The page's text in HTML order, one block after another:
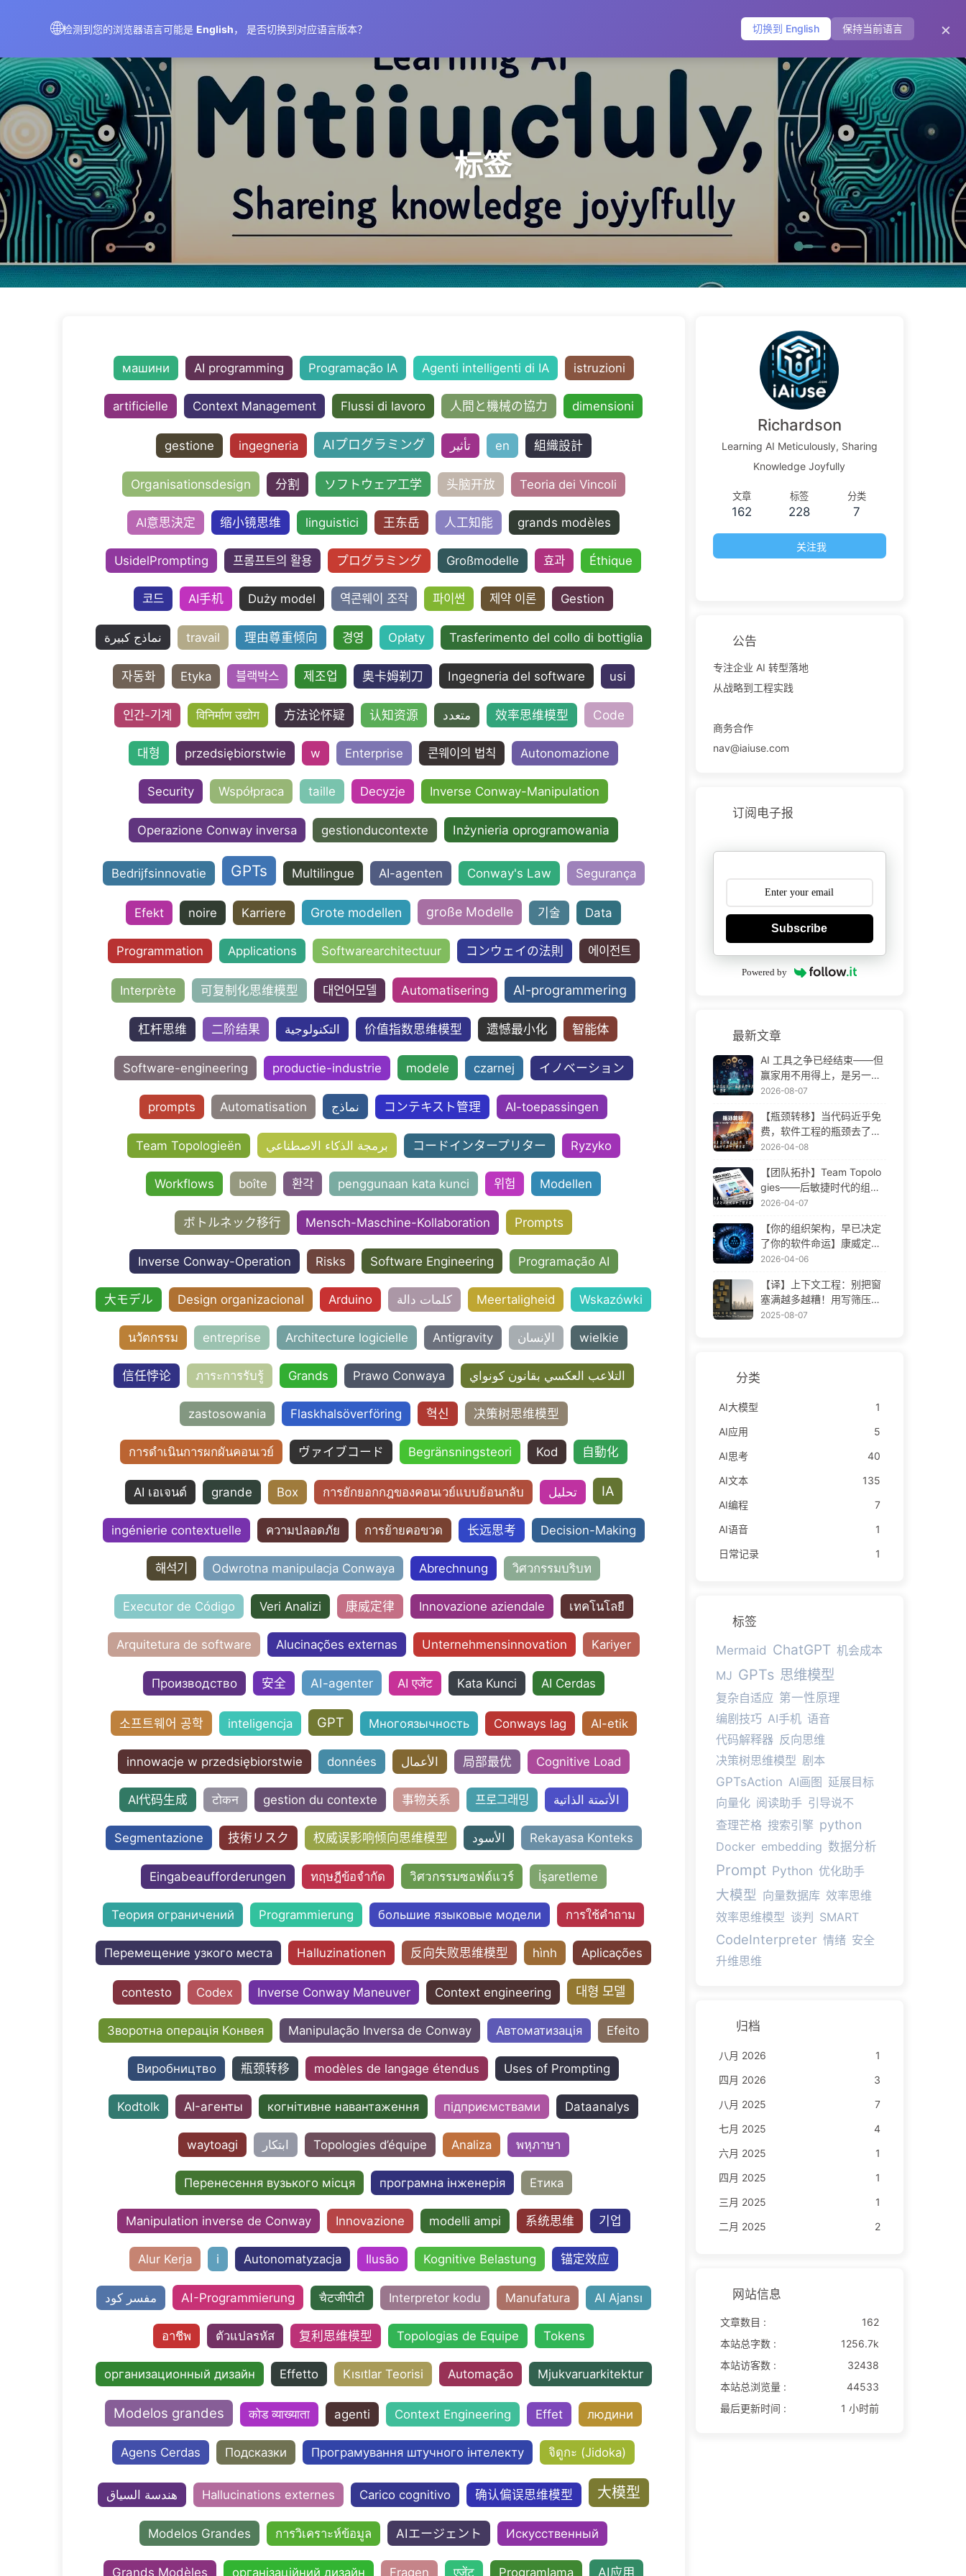
🌐检测到您的浏览器语言可能是 English， 是否切换到对应语言版本？ 切换到 English 保持当前语言 ×
AIMeticulously 标签 分类 友链 关于
标签
машини AI programming Programação IA Agenti intelligenti di IA istruzioni
artificielle Context Management Flussi di lavoro 人間と機械の協力 dimensioni
gestione ingegneria AIプログラミング تأثير en 組織設計
Organisationsdesign 分割 ソフトウェア工学 头脑开放 Teoria dei Vincoli
AI意思決定 缩小镜思维 linguistici 王东岳 人工知能 grands modèles
UsidelPrompting 프롬프트의 활용 プログラミング Großmodelle 효과 Éthique
코드 AI手机 Duży model 역콘웨이 조작 파이썬 제약 이론 Gestion
نماذج كبيرة travail 理由尊重倾向 경영 Opłaty Trasferimento del collo di bottiglia
자동화 Etyka 블랙박스 제조업 奥卡姆剃刀 Ingegneria del software usi
인간-기계 विनिर्माण उद्योग 方法论怀疑 认知资源 متعدد 效率思维模型 Code
대형 przedsiębiorstwie w Enterprise 콘웨이의 법칙 Autonomazione
Security Współpraca taille Decyzje Inverse Conway-Manipulation
Operazione Conway inversa gestionducontexte Inżynieria oprogramowania
Bedrijfsinnovatie GPTs Multilingue AI-agenten Conway's Law Segurança
Efekt noire Karriere Grote modellen große Modelle 기술 Data
Programmation Applications Softwarearchitectuur コンウェイの法則 에이전트
Interprète 可复制化思维模型 대언어모델 Automatisering AI-programmering
杠杆思维 二阶结果 التكنولوجية 价值指数思维模型 遗憾最小化 智能体
Software-engineering productie-industrie modele czarnej イノベーション
prompts Automatisation نماذج コンテキスト管理 AI-toepassingen
Team Topologieën برمجة الذكاء الاصطناعي コードインタープリター Ryzyko
Workflows boîte 환각 penggunaan kata kunci 위험 Modellen
ボトルネック移行 Mensch-Maschine-Kollaboration Prompts
Inverse Conway-Operation Risks Software Engineering Programação AI
大モデル Design organizacional Arduino كلمات دالة Meertaligheid Wskazówki
นวัตกรรม entreprise Architecture logicielle Antigravity الإنسان wielkie
信任悖论 ภาระการรับรู้ Grands Prawo Conwaya التلاعب العكسي بقانون كونواي
zastosowania Flaskhalsöverföring 혁신 决策树思维模型
การดำเนินการผกผันคอนเวย์ ヴァイブコード Begränsningsteori Kod 自動化
AI เอเจนต์ grande Box การยักยอกกฎของคอนเวย์แบบย้อนกลับ تحليل IA
ingénierie contextuelle ความปลอดภัย การย้ายคอขวด 长远思考 Decision-Making
해석기 Odwrotna manipulacja Conwaya Abrechnung วิศวกรรมบริบท
Executor de Código Veri Analizi 康威定律 Innovazione aziendale เทคโนโลยี
Arquitetura de software Alucinações externas Unternehmensinnovation Kariyer
Производство 安全 AI-agenter AI एजेंट Kata Kunci AI Cerdas
소프트웨어 공학 inteligencja GPT Многоязычность Conways lag AI-etik
innowacje w przedsiębiorstwie données الأعمال 局部最优 Cognitive Load
AI代码生成 टोकन gestion du contexte 事物关系 프로그래밍 الأتمتة الذاتية
Segmentazione 技術リスク 权威误影响倾向思维模型 الأسود Rekayasa Konteks
Eingabeaufforderungen ทฤษฎีข้อจำกัด วิศวกรรมซอฟต์แวร์ İşaretleme
Теория ограничений Programmierung большие языковые модели การใช้คำถาม
Перемещение узкого места Halluzinationen 反向失败思维模型 hình Aplicações
contesto Codex Inverse Conway Maneuver Context engineering 대형 모델
Зворотна операція Конвея Manipulação Inversa de Conway Автоматизація Efeito
Виробництво 瓶颈转移 modèles de langage étendus Uses of Prompting
Kodtolk AI-агенты когнітивне навантаження підприємствами Dataanalys
waytoagi ابتكار Topologies d’équipe Analiza พหุภาษา
Перенесення вузького місця програмна інженерія Етика
Manipulation inverse de Conway Innovazione modelli ampi 系统思维 기업
Alur Kerja і Autonomatyzacja Ilusão Kognitive Belastung 锚定效应
مفسر كود AI-Programmierung चैटजीपीटी Interpretor kodu Manufatura AI Ajansı
อาชีพ ตัวแปลรหัส 复利思维模型 Topologias de Equipe Tokens
организационный дизайн Effetto Kısıtlar Teorisi Automação Mjukvaruarkitektur
Modelos grandes कोड व्याख्याता agenti Context Engineering Effet людини
Agens Cerdas Подсказки Програмування штучного інтелекту จิดูกะ (Jidoka)
هندسة السياق Hallucinations externes Carico cognitivo 确认偏误思维模型 大模型
Modelos Grandes การวิเคราะห์ข้อมูล AIエージェント Искусственный
Grands Modèles організаційний дизайн Fragen एजेंट Programlama AI应用
Richardson
Learning AI Meticulously, Sharing
Knowledge Joyfully
文章
162
标签
228
分类
7
关注我
公告
专注企业 AI 转型落地
从战略到工程实践
商务合作
nav@iaiuse.com
订阅电子报
Subscribe
Powered by
最新文章
AI 工具之争已经结束——但
赢家用不用得上，是另一回
事——AI 时代软件工程变革·
2026-08-07
【瓶颈转移】当代码近乎免
费，软件工程的瓶颈去了哪
里 AI 时代软件工程变革——
2026-04-08
【团队拓扑】Team Topolo
gies——后敏捷时代的组织
设计方法论 AI 时代软件工程
2026-04-07
【你的组织架构，早已决定
了你的软件命运】康威定律
——被低估了 56 年的管理
——慢慢学AI171
2026-04-06
【译】上下文工程：别把窗
塞满越多越糟！用写筛压隔
四步，警惕投毒干扰混淆冲
2025-08-07
分类
AI大模型
1
AI应用
5
AI思考
40
AI文本
135
AI编程
7
AI语音
1
日常记录
1
标签
Mermaid ChatGPT 机会成本
MJ GPTs 思维模型
复杂自适应 第一性原理
编剧技巧 AI手机 语音
代码解释器 反向思维
决策树思维模型 剧本
GPTsAction AI画图 延展目标
向量化 阅读助手 引导说不
查理芒格 搜索引擎 python
Docker embedding 数据分析
Prompt Python 优化助手
大模型 向量数据库 效率思维
效率思维模型 谈判 SMART
CodeInterpreter 情绪 安全
升维思维
归档
八月 2026
1
四月 2026
3
八月 2025
7
七月 2025
4
六月 2025
1
四月 2025
1
三月 2025
1
二月 2025
2
网站信息
文章数目 :
162
本站总字数 :
1256.7k
本站访客数 :
32438
本站总浏览量 :
44533
最后更新时间 :
1 小时前